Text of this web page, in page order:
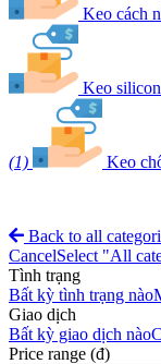
Keo cách
Keo
(1) Keo
Back to all
CancelSelect "All
Tình trạng
Bất kỳ tình trạng nào
Giao dịch
Bất kỳ giao dịch nào
Price range (đ)